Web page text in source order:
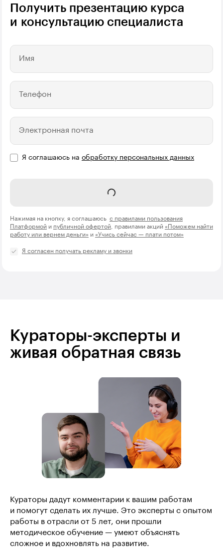
Получить презентацию курса
и консультацию специалиста
Имя
Телефон
Электронная почта
Я соглашаюсь на обработку персональных данных
Отправить
Нажимая на кнопку, я соглашаюсь с правилами пользования
Платформой и публичной офертой , правилами акций «Поможем найти
работу или вернем деньги» и «Учись сейчас — плати потом»
Я согласен получать рекламу и звонки
Кураторы-эксперты и
живая обратная связь
Кураторы дадут комментарии к вашим работам
и помогут сделать их лучше. Это эксперты с опытом
работы в отрасли от 5 лет, они прошли
методическое обучение — умеют объяснять
сложное и вдохновлять на развитие.